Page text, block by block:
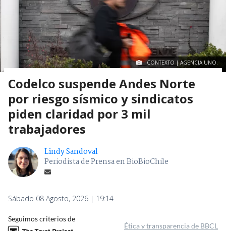
CONTEXTO | AGENCIA UNO.
Codelco suspende Andes Norte
por riesgo sísmico y sindicatos
piden claridad por 3 mil
trabajadores
Lindy Sandoval
Periodista de Prensa en BioBioChile
Sábado 08 Agosto, 2026 | 19:14
Seguimos criterios de
Ética y transparencia de BBCL